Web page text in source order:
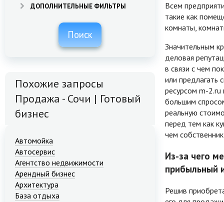
ДОПОЛНИТЕЛЬНЫЕ ФИЛЬТРЫ
Поиск
Похожие запросы
Продажа - Сочи | Готовый
бизнес
Автомойка
Автосервис
Агентство недвижимости
Арендный бизнес
Архитектура
База отдыха
Всем
такие как
комнаты,
Значительным
деловая
в связи с чем
или предлагать
ресурсом m-2.ru
большим
реальную
перед тем как
чем
Из-за чего
прибыльный
Решив